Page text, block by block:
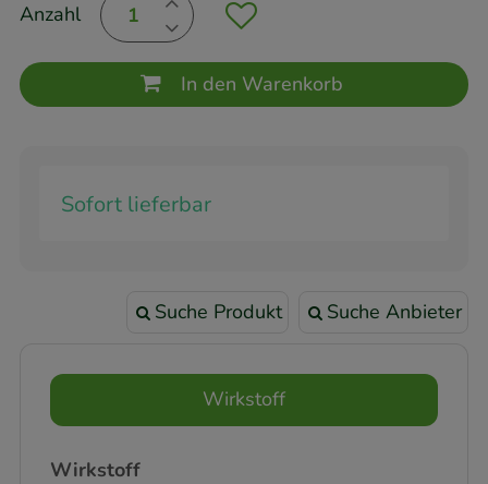
Anzahl
In den Warenkorb
Sofort lieferbar
Suche Produkt Suche Anbieter
Wirkstoff
Wirkstoff